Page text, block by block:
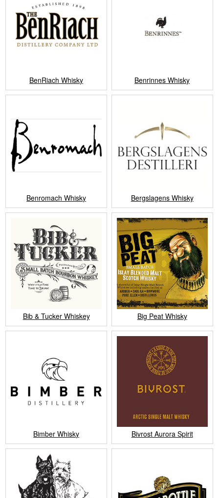
BenRiach Whisky Benrinnes Whisky
Benromach Whisky Bergslagens Whisky
Bib & Tucker Whiskey Big Peat Whisky
Bimber Whisky Bivrost Aurora Spirit